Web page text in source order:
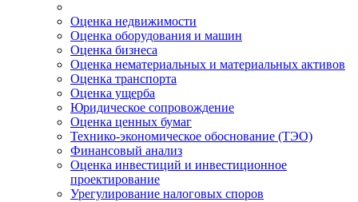
Оценка недвижимости
Оценка оборудования и машин
Оценка бизнеса
Оценка нематериальных и материальных активов
Оценка транспорта
Оценка ущерба
Юридическое сопровождение
Оценка ценных бумаг
Технико-экономическое обоснование (ТЭО)
Финансовый анализ
Оценка инвестиций и инвестиционное
проектирование
Урегулирование налоговых споров